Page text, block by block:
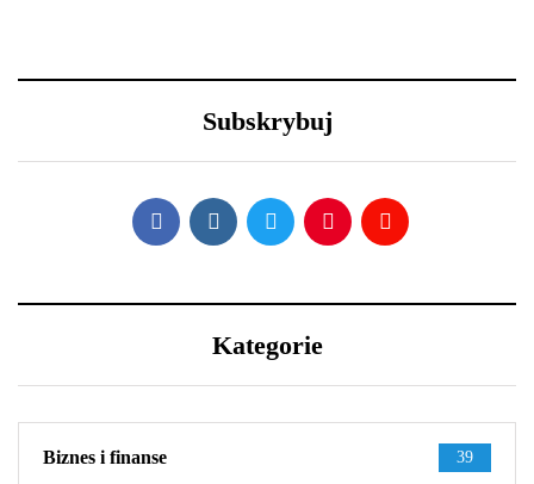
Package - co sprawia, że
Tobą? 5 wskazówek, aby
przetrwać ją w dobrej
kondycji
Subskrybuj
Kategorie
Biznes i finanse 39